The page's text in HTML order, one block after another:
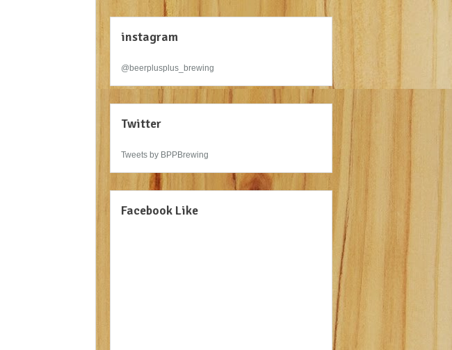
instagram
@beerplusplus_brewing
Twitter
Tweets by BPPBrewing
Facebook Like